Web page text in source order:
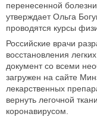
перенесенной
утверждает Ольга
проводятся курсы
Российские врачи
восстановления
документ со всеми
загружен на сайте
лекарственных
вернуть легочной
коронавирусом.